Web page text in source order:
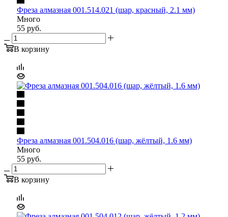
Фреза алмазная 001.514.021 (шар, красный, 2.1 мм)
Много
55 руб.
В корзину
Фреза алмазная 001.504.016 (шар, жёлтый, 1.6 мм)
Много
55 руб.
В корзину